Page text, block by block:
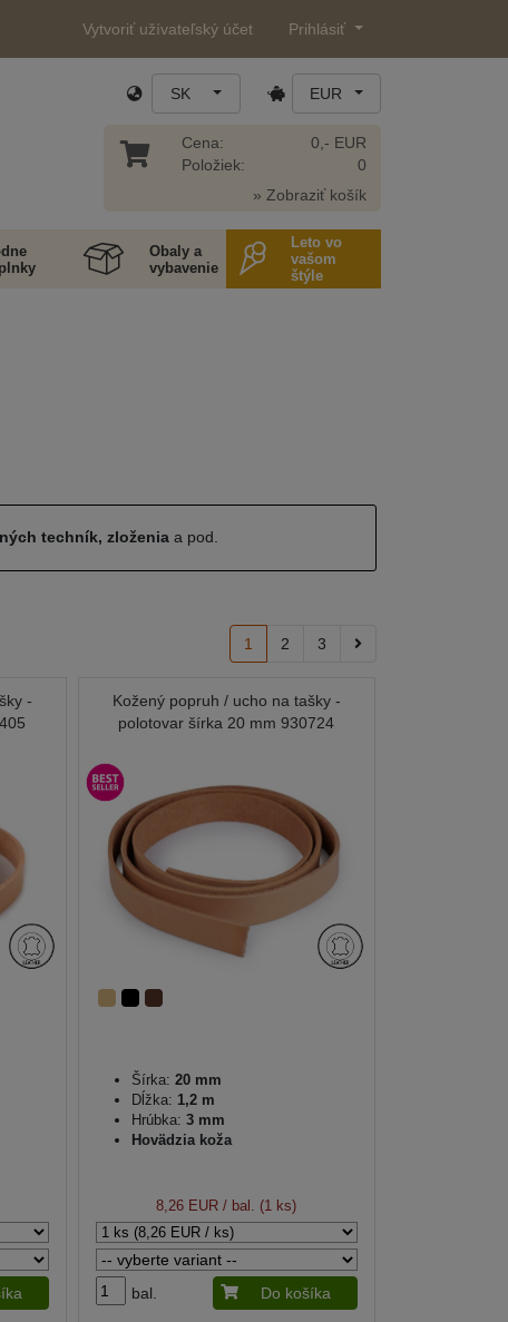
Vytvoriť užívateľský účet Prihlásiť
SK EUR
Cena:
Položiek:
0,- EUR
0
» Zobraziť košík
Obaly a
vybavenie
Leto vo
vašom
štýle
techník, zloženiaa pod.
1 2 3
-
Kožený popruh / ucho na tašky -
polotovar šírka 20 mm 930724
Šírka: 20 mm
Dĺžka: 1,2 m
Hrúbka: 3 mm
Hovädzia koža
8,26 EUR / bal. (1 ks)
bal. Do košíka